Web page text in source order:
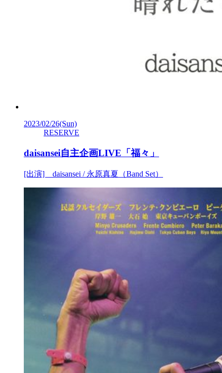
2023/02/26(Sun)
RESERVE
daisansei自主企画LIVE「福々」
[出演] daisansei / 永原真夏（Band Set）